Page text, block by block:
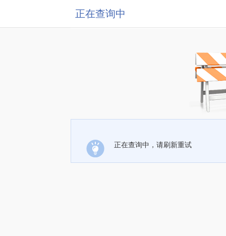
正在查询中
正在查询中，请刷新重试